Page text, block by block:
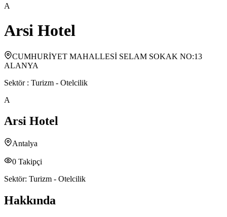
A
Arsi Hotel
CUMHURİYET MAHALLESİ SELAM SOKAK NO:13
ALANYA
Sektör : Turizm - Otelcilik
A
Arsi Hotel
Antalya
0 Takipçi
Sektör: Turizm - Otelcilik
Hakkında